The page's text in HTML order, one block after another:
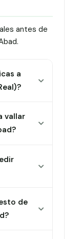
antes de
a
vallar
de